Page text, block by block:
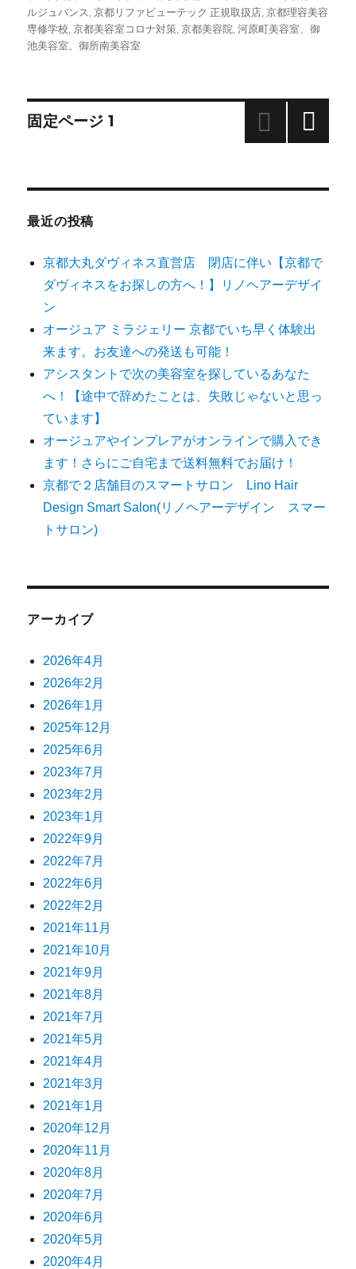
ルジュバンス ,京都リファビューテック 正規取扱店 ,京都理容美容
専修学校 ,京都美容室コロナ対策 ,京都美容院 ,河原町美容室、御
池美容室、御所南美容室
投
ナ
ゲ
ー
シ
ョ
ン
固定ページ 1
最近の投稿
京都大丸ダヴィネス直営店 閉店に伴い【京都で
ダヴィネスをお探しの方へ！】リノヘアーデザイ
ン
オージュア ミラジェリー 京都でいち早く体験出
来ます。お友達への発送も可能！
アシスタントで次の美容室を探しているあなた
へ！【途中で辞めたことは、失敗じゃないと思っ
ています】
オージュアやインプレアがオンラインで購入でき
ます！さらにご自宅まで送料無料でお届け！
京都で２店舗目のスマートサロン Lino Hair
Design Smart Salon(リノヘアーデザイン スマー
トサロン)
アーカイブ
2026年4月
2026年2月
2026年1月
2025年12月
2025年6月
2023年7月
2023年2月
2023年1月
2022年9月
2022年7月
2022年6月
2022年2月
2021年11月
2021年10月
2021年9月
2021年8月
2021年7月
2021年5月
2021年4月
2021年3月
2021年1月
2020年12月
2020年11月
2020年8月
2020年7月
2020年6月
2020年5月
2020年4月